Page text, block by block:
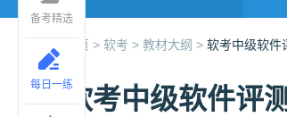
首页 > 软考 > 教材大纲 > 软考中级软件
软考中级软件评
备考精选
每日一练